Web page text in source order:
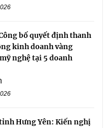
bố quyết định thanh
kinh doanh vàng
nghệ tại 5 doanh
Hưng Yên: Kiến nghị